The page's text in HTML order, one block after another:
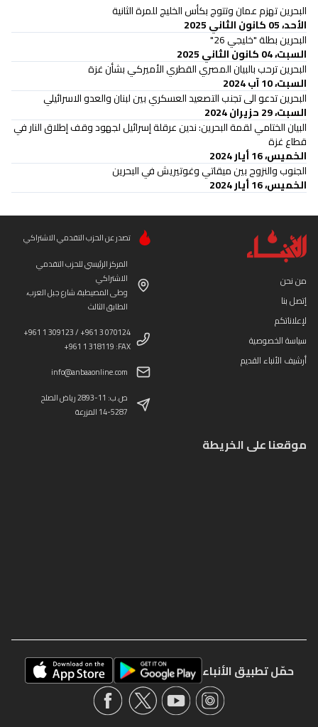
البحرين تهزم عمان وتتوج بكأس الخليج للمرة الثانية
الأحد، 05 كانون الثاني 2025
البحرين بطلة "خليجي 26"
السبت، 04 كانون الثاني 2025
البحرين ترحب بالبيان المصري القطري الأميركي بشأن غزة
السبت، 10 آب 2024
البحرين تدعو الى تجنب التصعيد العسكري بين لبنان والعدو الاسرائيلي
السبت، 29 حزيران 2024
البيان الختامي لقمة البحرين: ندين عرقلة إسرائيل لجهود وقف إطلاق النار في
قطاع غزة
الخميس، 16 أيار 2024
الجنوب والنزوح بين ميقاتي وغوتيريش في البحرين
الخميس، 16 أيار 2024
من نحن
إتصل بنا
لإعلاناتكم
سياسة الخصوصية
أرشيف الأنباء القديم
تصدر عن الحزب التقدمي الاشتراكي
المركز الرئيسي للحزب التقدمي
الاشتراكي
وطى المصيطبة، شارع جبل العرب،
الطابق الثالث
+961 1 309123 / +961 3 070124
+961 1 318119 :FAX
info@anbaaonline.com
ص.ب: 11-2893 رياض الصلح
14-5287 المزرعة
موقعنا على الخريطة
حمّل تطبيق الأنباء